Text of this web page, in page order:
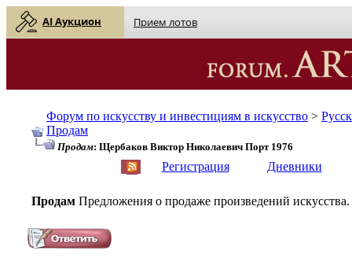
AI Аукцион Прием лотов
Форум по искусству и инвестициям в искусство >
Продам
Продам: Щербаков Виктор Николаевич Порт 1976
Регистрация Дневники
Продам Предложения о продаже произведений искусства.